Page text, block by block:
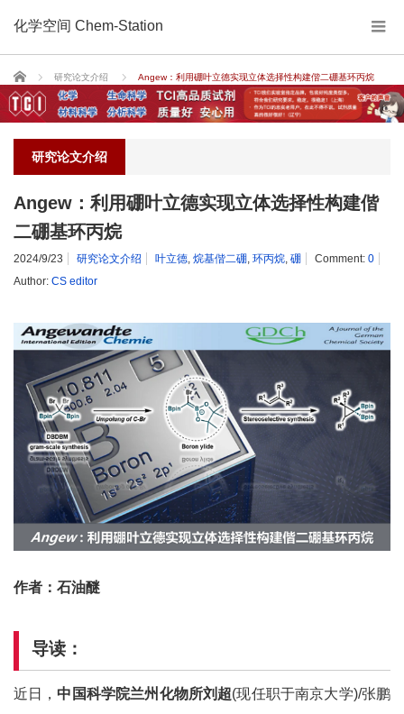
化学空间 Chem-Station
Home 研究论文介绍 Angew：利用硼叶立德实现立体选择性构建偕二硼基环丙烷
研究论文介绍
Angew：利用硼叶立德实现立体选择性构建偕
二硼基环丙烷
2024/9/23 研究论文介绍 叶立德 烷基偕二硼 环丙烷 硼 Comment: 0
Author: CS editor
作者：石油醚
导读：
近日， 中国科学院兰州化物所刘超(现任职于南京大学)/张鹏